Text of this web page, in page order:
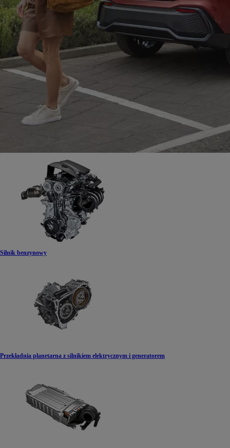
Silnik benzynowy
Przekładnia planetarna z silnikiem elektrycznym i generatorem